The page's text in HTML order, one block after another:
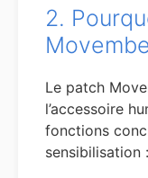
2.
Le patch
l’accessoire
fonctions
sensibilisation :